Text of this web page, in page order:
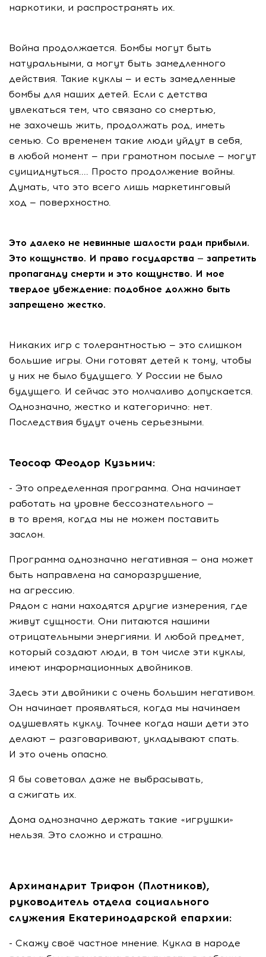
наркотики, и распространять их.
Война продолжается. Бомбы могут быть
натуральными, а могут быть замедленного
действия. Такие куклы — и есть замедленные
бомбы для наших детей. Если с детства
увлекаться тем, что связано со смертью,
не захочешь жить, продолжать род, иметь
семью. Со временем такие люди уйдут в себя,
в любой момент — при грамотном посыле — могут
суициднуться.... Просто продолжение войны.
Думать, что это всего лишь маркетинговый
ход — поверхностно.
Это далеко не невинные шалости ради прибыли.
Это кощунство. И право государства — запретить
пропаганду смерти и это кощунство. И мое
твердое убеждение: подобное должно быть
запрещено жестко.
Никаких игр с толерантностью — это слишком
большие игры. Они готовят детей к тому, чтобы
у них не было будущего. У России не было
будущего. И сейчас это молчаливо допускается.
Однозначно, жестко и категорично: нет.
Последствия будут очень серьезными.
Теософ Феодор Кузьмич:
- Это определенная программа. Она начинает
работать на уровне бессознательного —
в то время, когда мы не можем поставить
заслон.
Программа однозначно негативная — она может
быть направлена на саморазрушение,
на агрессию.
Рядом с нами находятся другие измерения, где
живут сущности. Они питаются нашими
отрицательными энергиями. И любой предмет,
который создают люди, в том числе эти куклы,
имеют информационных двойников.
Здесь эти двойники с очень большим негативом.
Он начинает проявляться, когда мы начинаем
одушевлять куклу. Точнее когда наши дети это
делают — разговаривают, укладывают спать.
И это очень опасно.
Я бы советовал даже не выбрасывать,
а сжигать их.
Дома однозначно держать такие «игрушки»
нельзя. Это сложно и страшно.
Архимандрит Трифон (Плотников),
руководитель отдела социального
служения Екатеринодарской епархии:
- Скажу своё частное мнение. Кукла в народе